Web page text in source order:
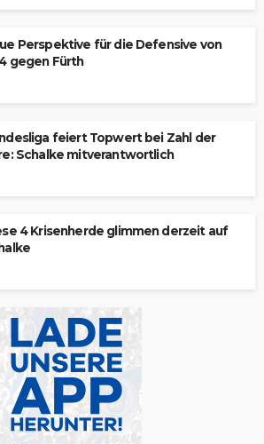
Perspektive für die Defensive von
gegen Fürth
feiert Topwert bei Zahl der
Schalke mitverantwortlich
4 Krisenherde glimmen derzeit auf